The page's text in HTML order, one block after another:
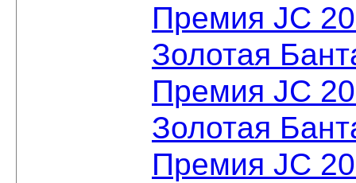
Премия JC
Золотая
Премия JC
Золотая
Премия JC